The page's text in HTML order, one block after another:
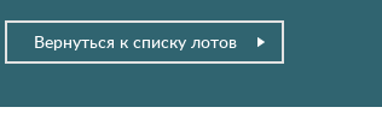
Вернуться к списку лотов